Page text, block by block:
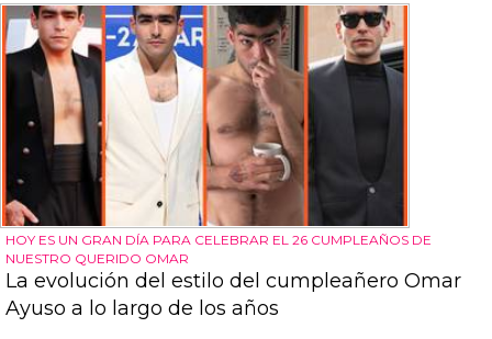
HOY ES UN GRAN DÍA PARA CELEBRAR EL 26 CUMPLEAÑOS DE
NUESTRO QUERIDO OMAR
La evolución del estilo del cumpleañero Omar
Ayuso a lo largo de los años